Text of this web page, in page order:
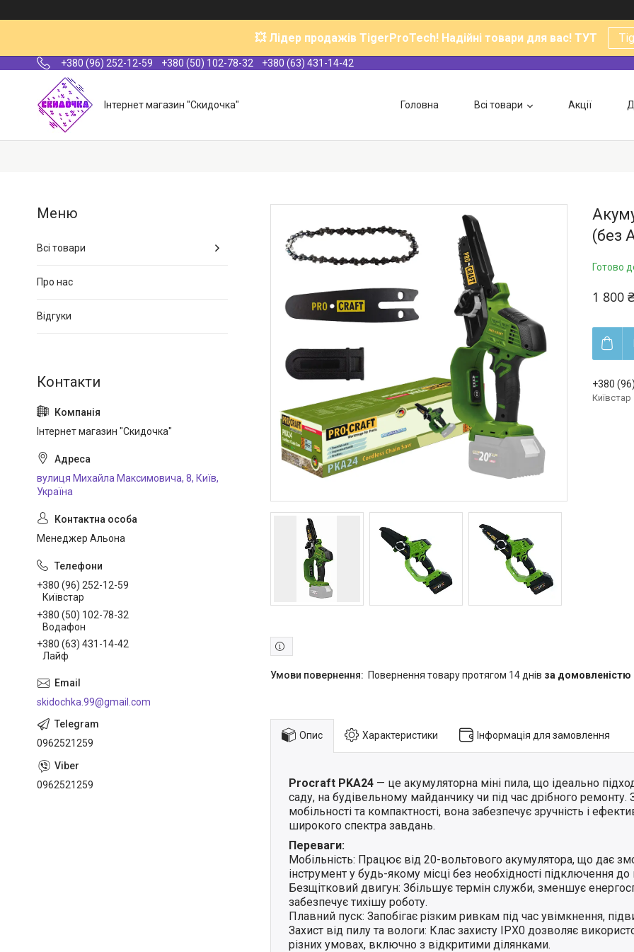
💥 Лідер продажів TigerProTech! Надійні товари для вас! ТУТ
+380 (96) 252-12-59 +380 (50) 102-78-32 +380 (63) 431-14-42
Інтернет магазин "Скидочка" Головна Всі товари Акції
(без
Готово
1 800 ₴
+380
Київстар
повернення товару протягом 14 днів за домовленістю
Опис Характеристики Інформація для замовлення
Procraft PKA24 — це акумуляторна міні пила, що ідеально
саду, на будівельному майданчику чи під час дрібного ремонту.
мобільності та компактності, вона забезпечує зручність і
широкого спектра завдань.
Переваги:
Мобільність: Працює від 20-вольтового акумулятора, що дає
інструмент у будь-якому місці без необхідності підключення
Безщітковий двигун: Збільшує термін служби, зменшує
забезпечує тихішу роботу.
Плавний пуск: Запобігає різким ривкам під час увімкнення,
Захист від пилу та вологи: Клас захисту IPX0 дозволяє
різних умовах, включно з відкритими ділянками.
Всі товари
Про нас
Відгуки
Інтернет магазин "Скидочка"
вулиця Михайла Максимовича, 8, Київ,
Україна
Менеджер Альона
+380 (96) 252-12-59
Київстар
+380 (50) 102-78-32
Водафон
+380 (63) 431-14-42
Лайф
skidochka.99@gmail.com
0962521259
0962521259